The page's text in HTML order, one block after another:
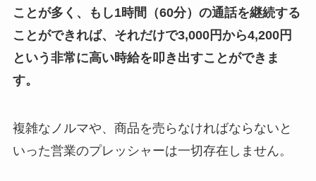
ことが多く、もし1時間（60分）の通話を継続する
ことができれば、それだけで3,000円から4,200円
という非常に高い時給を叩き出すことができま
す。
複雑なノルマや、商品を売らなければならないと
いった営業のプレッシャーは一切存在しません。